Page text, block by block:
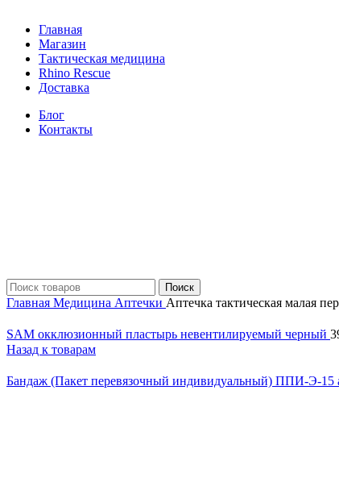
Главная
Магазин
Тактическая медицина
Rhino Rescue
Доставка
Блог
Контакты
Поиск
Главная Медицина Аптечки Аптечка тактическая малая
SAM окклюзионный пластырь невентилируемый черный
Назад к товарам
Бандаж (Пакет перевязочный индивидуальный) ППИ-Э-